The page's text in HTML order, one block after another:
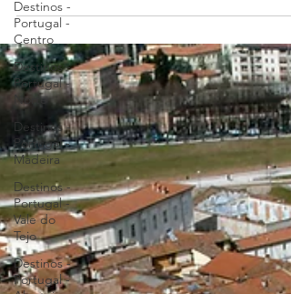
Destinos -
Portugal -
Centro
Destinos -
Portugal -
Norte
Destinos -
Portugal -
Madeira
Destinos -
Portugal -
Vale do
Tejo
Destinos -
Portugal -
desperta todos os sentidos, mas é através
gastronomia que a alma dessa terra se
com mais intensidade.